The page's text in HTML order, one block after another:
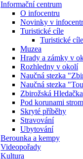
Informační centrum
O infocentru
Novinky v
Turistické cíle
Turistické cíle
Muzea
Hrady a zámky v
Rozhledny v okolí
Naučná stezka
Naučná stezka
Zbirožská Hledačka
Pod korunami
Skryté příběhy
Stravování
Ubytování
Berounka a kempy
Videopořady
Kultura